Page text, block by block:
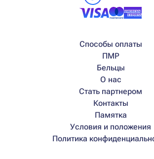
Способы оплаты
ПМР
Бельцы
О нас
Стать партнером
Контакты
Памятка
Условия и положения
Политика